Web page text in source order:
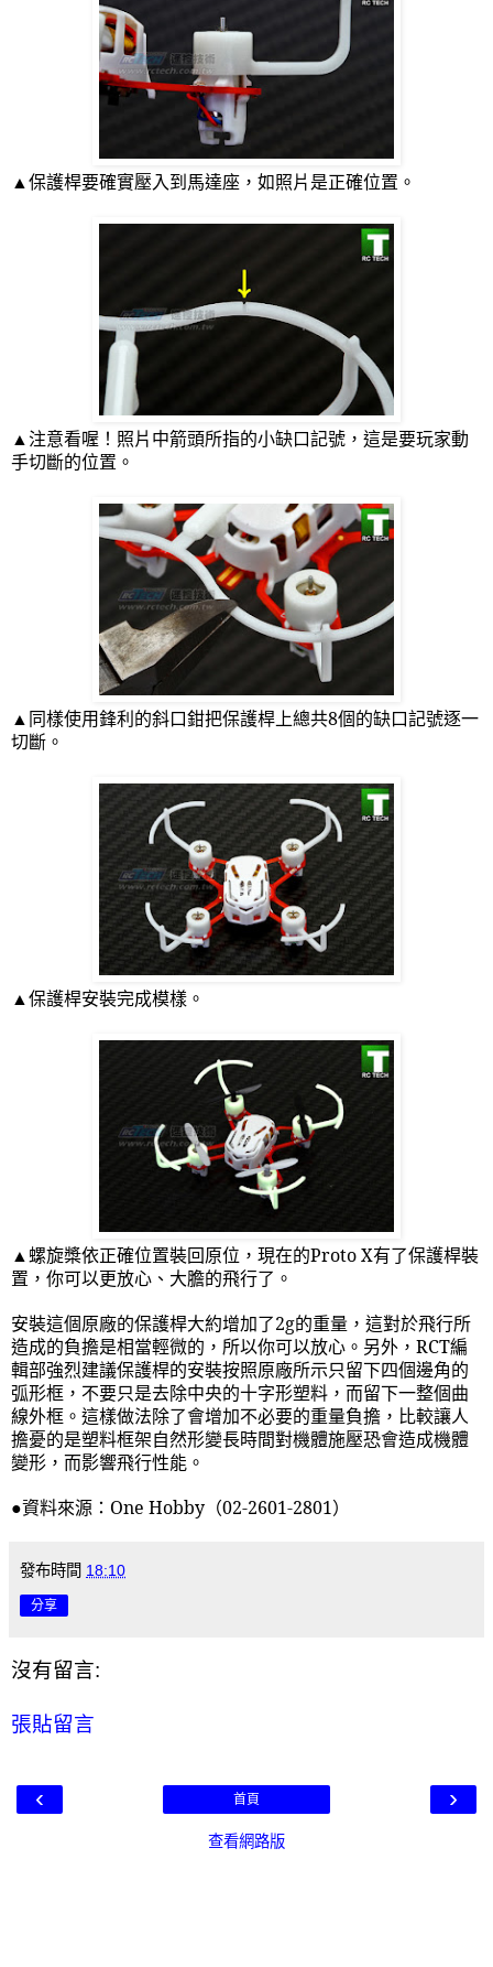
▲保護桿要確實壓入到馬達座，如照片是正確位置。
▲注意看喔！照片中箭頭所指的小缺口記號，這是要玩家動
手切斷的位置。
▲同樣使用鋒利的斜口鉗把保護桿上總共8個的缺口記號逐一
切斷。
▲保護桿安裝完成模樣。
▲螺旋槳依正確位置裝回原位，現在的Proto X有了保護桿裝
置，你可以更放心、大膽的飛行了。
安裝這個原廠的保護桿大約增加了2g的重量，這對於飛行所
造成的負擔是相當輕微的，所以你可以放心。另外， RCT編
輯部強烈建議保護桿的安裝按照原廠所示只留下四個邊角的
弧形框，不要只是去除中央的十字形塑料，而留下一整個曲
線外框。這樣做法除了會增加不必要的重量負擔，比較讓人
擔憂的是塑料框架自然形變長時間對機體施壓恐會造成機體
變形，而影響飛行性能。
●資料來源： One Hobby （02-2601-2801）
發布時間 18:10
分享
沒有留言:
張貼留言
‹ ›
首頁
查看網路版